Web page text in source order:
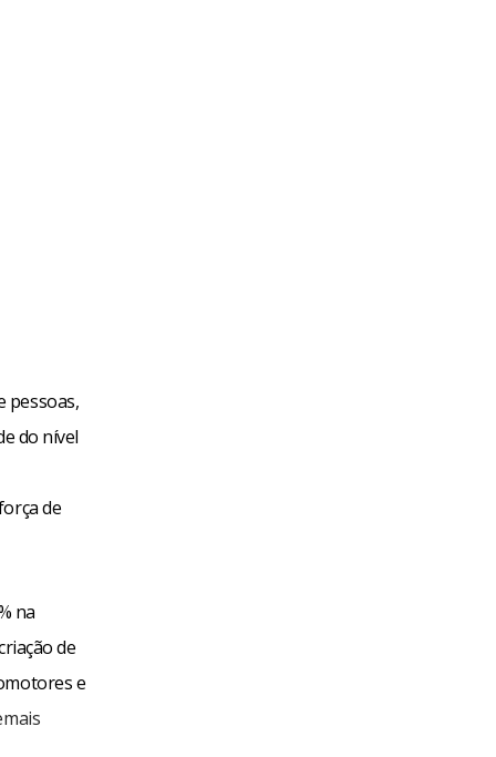
pessoas,
do nível
de
na
de
e